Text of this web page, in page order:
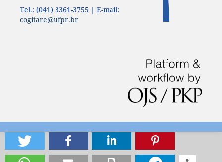
Tel.: (041) 3361-3755 | E-mail:
cogitare@ufpr.br